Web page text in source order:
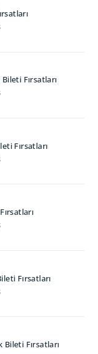
Fırsatları
Fırsatları
Fırsatları
Fırsatları